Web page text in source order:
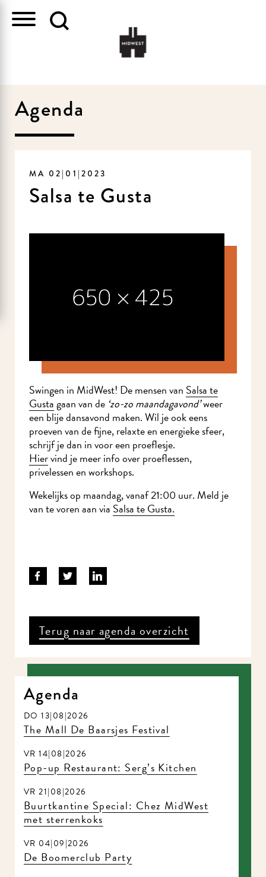
Agenda
MA 02|01|2023
Salsa te Gusta
Swingen in MidWest! De mensen van Salsa te
Gustagaan van de ‘zo-zo maandagavond’weer
een blije dansavond maken. Wil je ook eens
proeven van de fijne, relaxte en energieke sfeer,
schrijf je dan in voor een proeflesje.
Hiervind je meer info over proeflessen,
privelessen en workshops.
Wekelijks op maandag, vanaf 21:00 uur. Meld je
van te voren aan via Salsa te Gusta.
Terug naar agenda overzicht
Agenda
DO 13|08|2026
The Mall De Baarsjes Festival
VR 14|08|2026
Pop-up Restaurant: Serg’s Kitchen
VR 21|08|2026
Buurtkantine Special: Chez MidWest
met sterrenkoks
VR 04|09|2026
De Boomerclub Party